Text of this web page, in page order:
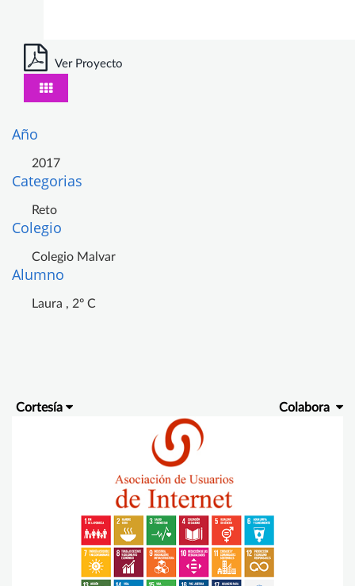
Ver Proyecto
Año
2017
Categorias
Reto
Colegio
Colegio Malvar
Alumno
Laura , 2º C
Cortesía Colabora